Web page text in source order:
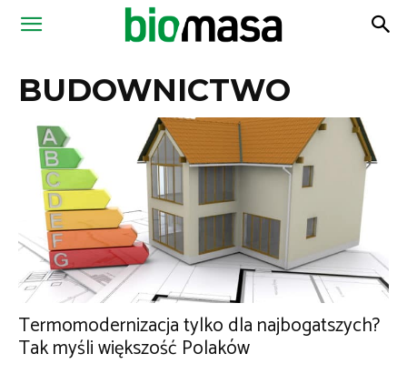
Magazyn
BUDOWNICTWO
Termomodernizacja tylko dla najbogatszych?
Tak myśli większość Polaków